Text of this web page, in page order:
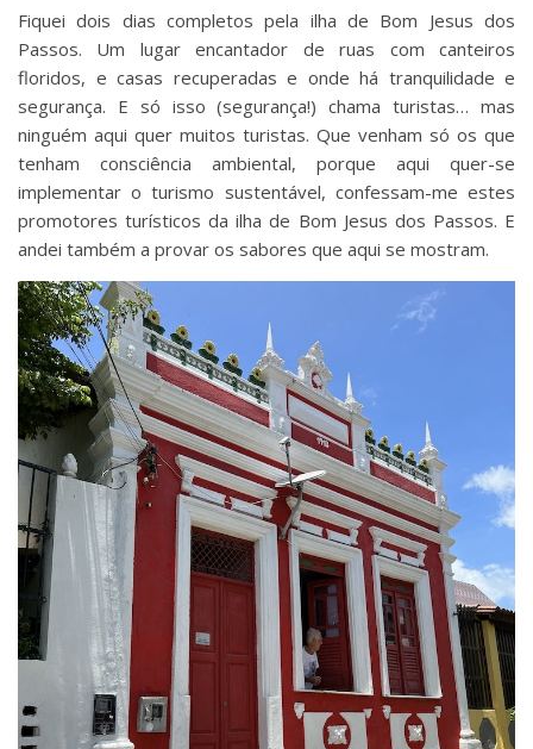
Fiquei dois dias completos pela ilha de Bom Jesus dos
Passos. Um lugar encantador de ruas com canteiros
floridos, e casas recuperadas e onde há tranquilidade e
segurança. E só isso (segurança!) chama turistas… mas
ninguém aqui quer muitos turistas. Que venham só os que
tenham consciência ambiental, porque aqui quer-se
implementar o turismo sustentável, confessam-me estes
promotores turísticos da ilha de Bom Jesus dos Passos. E
andei também a provar os sabores que aqui se mostram.